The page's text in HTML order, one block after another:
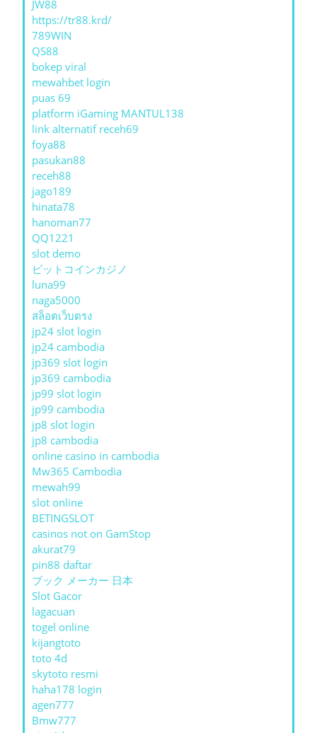
JW88
https://tr88.krd/
789WIN
QS88
bokep viral
mewahbet login
puas 69
platform iGaming MANTUL138
link alternatif receh69
foya88
pasukan88
receh88
jago189
hinata78
hanoman77
QQ1221
slot demo
ビットコインカジノ
luna99
naga5000
สล็อตเว็บตรง
jp24 slot login
jp24 cambodia
jp369 slot login
jp369 cambodia
jp99 slot login
jp99 cambodia
jp8 slot login
jp8 cambodia
online casino in cambodia
Mw365 Cambodia
mewah99
slot online
BETINGSLOT
casinos not on GamStop
akurat79
pin88 daftar
ブック メーカー 日本
Slot Gacor
lagacuan
togel online
kijangtoto
toto 4d
skytoto resmi
haha178 login
agen777
Bmw777